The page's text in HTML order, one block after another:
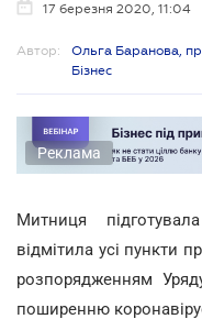
17 березня 2020, 11:04
Автор:
Ольга Баранова,
Бізнес
Реклама
Митниця
відмітила усі пункти
розпорядженням
поширенню